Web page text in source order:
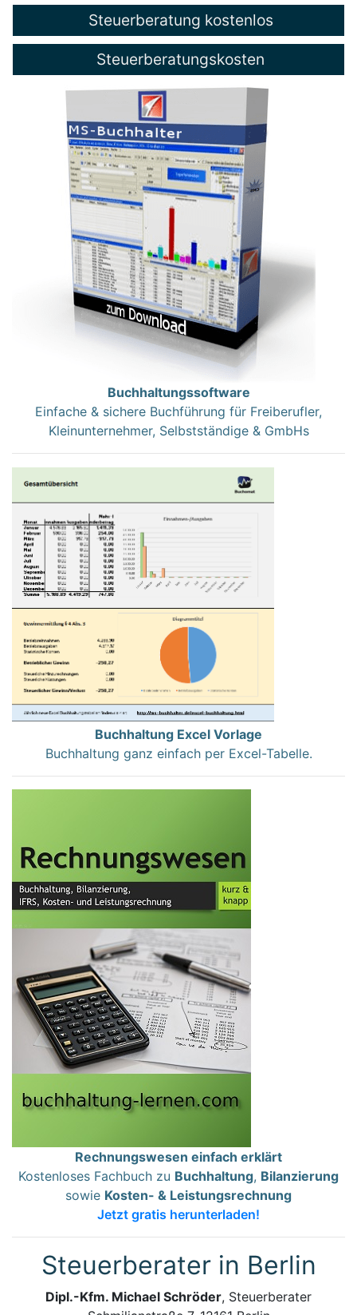
Steuerberatung kostenlos
Steuerberatungskosten
Buchhaltungssoftware
Einfache & sichere Buchführung für Freiberufler,
Kleinunternehmer, Selbstständige & GmbHs
Buchhaltung Excel Vorlage
Buchhaltung ganz einfach per Excel-Tabelle.
Rechnungswesen einfach erklärt
Kostenloses Fachbuch zu Buchhaltung, Bilanzierung
sowie Kosten- & Leistungsrechnung
Jetzt gratis herunterladen!
Steuerberater in Berlin
Dipl.-Kfm. Michael Schröder, Steuerberater